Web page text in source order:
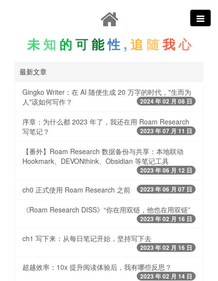
未 知 的 可 能性 , 追 随 我心
最新文章
Gingko Writer：在 AI 随便生成 20 万字的时代，"生而为
人"该如何写作？
2024 年 02 月 08 日
序章：为什么都 2023 年了，我还在用 Roam Research
写笔记？
2023 年 07 月 11 日
【番外】Roam Research 数据备份与共享：本地联动
Hookmark、DEVONthink、Obsidian 等笔记工具
2023 年 06 月 12 日
ch0 正式使用 Roam Research 之前 2023 年 06 月 07 日
《Roam Research DISS》“你在用双链，他也在用双链”
2023 年 02 月 16 日
ch1 写下来：从每日笔记开始，坚持写下去
2023 年 02 月 16 日
超越效率：10x 提升阅读体验后，我有哪些反思？
2023 年 02 月 14 日